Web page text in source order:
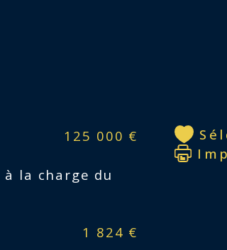
125 000 €
la charge du
1 824 €